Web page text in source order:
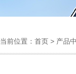
当前位置： 首页 > 产品